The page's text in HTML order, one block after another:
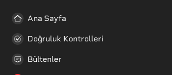
Ana Sayfa
Doğruluk Kontrolleri
Bültenler